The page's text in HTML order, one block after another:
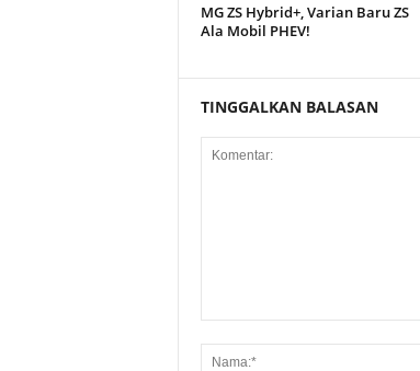
MG ZS Hybrid+, Varian Baru ZS
Ala Mobil PHEV!
TINGGALKAN BALASAN